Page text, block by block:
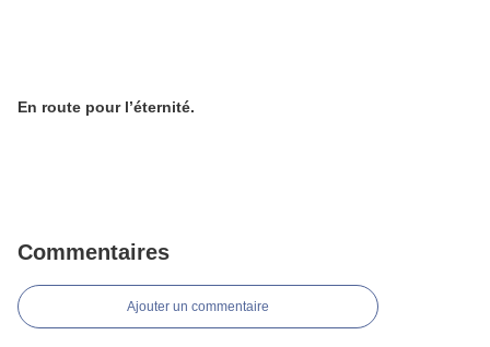
En route pour l’éternité.
Commentaires
Ajouter un commentaire